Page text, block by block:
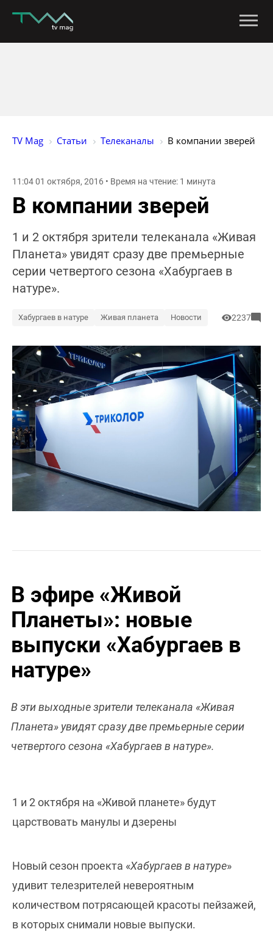
TV Mag Статьи Телеканалы В компании зверей
11:04 01 октября, 2016 • Время на чтение: 1 минута
В компании зверей
1 и 2 октября зрители телеканала «Живая
Планета» увидят сразу две премьерные
серии четвертого сезона «Хабургаев в
натуре».
Хабургаев в натуре Живая планета Новости 2237
В эфире «Живой
Планеты»: новые
выпуски «Хабургаев в
натуре»
В эти выходные зрители телеканала «Живая
Планета» увидят сразу две премьерные серии
четвертого сезона «Хабургаев в натуре».
1 и 2 октября на «Живой планете» будут
царствовать манулы и дзерены
Новый сезон проекта «Хабургаев в натуре»
удивит телезрителей невероятным
количеством потрясающей красоты пейзажей,
в которых снимали новые выпуски.